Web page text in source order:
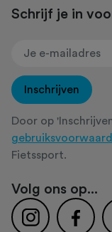
Schrijf je in
Inschrijven
Door op
Fietssport.
Volg ons op...